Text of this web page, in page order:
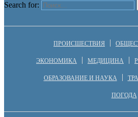
Search for:
ПРОИСШЕСТВИЯ
ЭКОНОМИКА МЕДИЦИНА
ОБРАЗОВАНИЕ И НАУКА
ПОГОДА